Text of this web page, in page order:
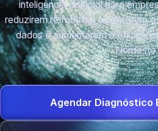
inteligência artificial para
reduzirem retrabalho, acelerarem
dados e aumentarem a
Nordeste.
Agendar Diagnóstico